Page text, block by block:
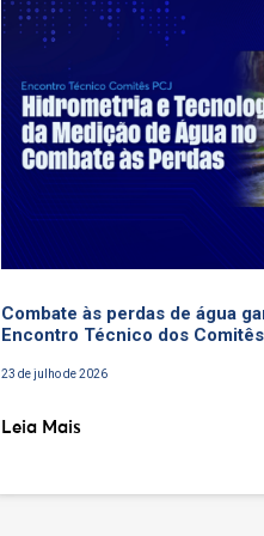
Combate às perdas de água
Encontro Técnico dos
23 de julho de 2026
Leia Mais